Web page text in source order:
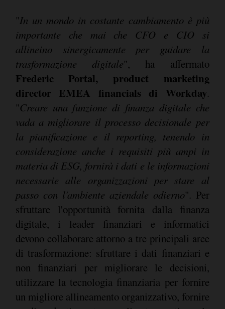
"In un mondo in costante cambiamento è più
importante che mai che CFO e CIO si
allineino sinergicamente per guidare la
trasformazione digitale", ha affermato
Frederic Portal, product marketing
director EMEA financials di Workday.
"Creare una funzione di finanza digitale che
vada a migliorare il processo decisionale per
la pianificazione e il reporting, tenendo in
considerazione anche i requisiti più ampi in
materia di ESG, fornirà i dati e le informazioni
necessarie alle organizzazioni per stare al
passo con l'ambiente aziendale odierno". Per
sfruttare l'opportunità fornita dalla finanza
digitale, i leader finanziari e informatici
devono collaborare attorno a tre principali aree
di trasformazione: sfruttare i dati finanziari e
non finanziari per migliorare le decisioni,
utilizzare la tecnologia finanziaria per fornire
un migliore allineamento organizzativo, fornire